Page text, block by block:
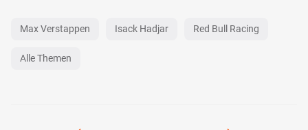
Max Verstappen Isack Hadjar Red Bull Racing
Alle Themen